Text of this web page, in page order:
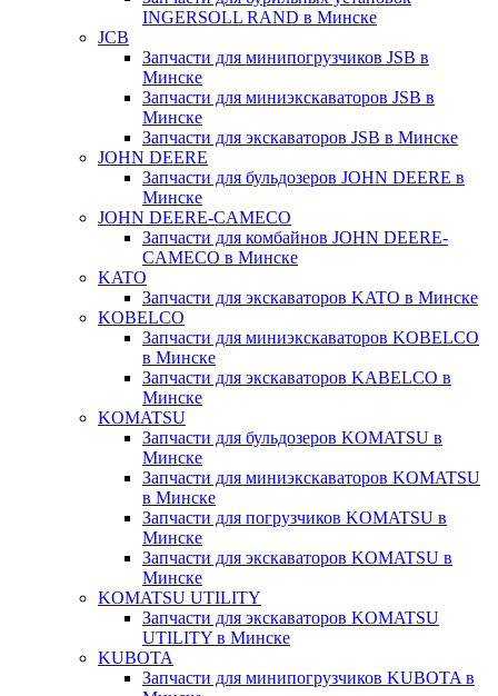
INGERSOLL RAND в Минске
JCB
Запчасти для минипогрузчиков JSB в
Минске
Запчасти для миниэкскаваторов JSB в
Минске
Запчасти для экскаваторов JSB в Минске
JOHN DEERE
Запчасти для бульдозеров JOHN DEERE в
Минске
JOHN DEERE-CAMECO
Запчасти для комбайнов JOHN DEERE-
CAMECO в Минске
KATO
Запчасти для экскаваторов KATO в Минске
KOBELCO
Запчасти для миниэкскаваторов KOBELCO
в Минске
Запчасти для экскаваторов KABELCO в
Минске
KOMATSU
Запчасти для бульдозеров KOMATSU в
Минске
Запчасти для миниэкскаваторов KOMATSU
в Минске
Запчасти для погрузчиков KOMATSU в
Минске
Запчасти для экскаваторов KOMATSU в
Минске
KOMATSU UTILITY
Запчасти для экскаваторов KOMATSU
UTILITY в Минске
KUBOTA
Запчасти для минипогрузчиков KUBOTA в